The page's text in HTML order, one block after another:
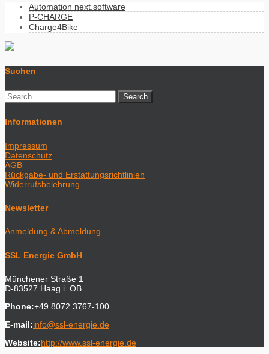
Automation next.software
P-CHARGE
Charge4Bike
Suchen
Informationen
Impressum
Datenschutz
AGB
Rückgabe- und Erstattungsrichtlinien
Widerrufsbelehrung
Newsletter
Anmeldung & Abmeldung
SSL Energie GmbH
Münchener Straße 1
D-83527 Haag i. OB
Phone:+49 8072 3767-100
E-mail:info@ssl-energie.de
Website:http://www.ssl-energie.de